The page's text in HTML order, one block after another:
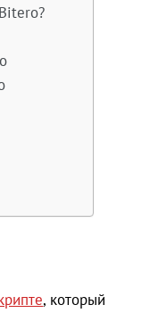
, который